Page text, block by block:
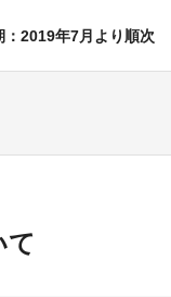
：2019年7月より順次
て